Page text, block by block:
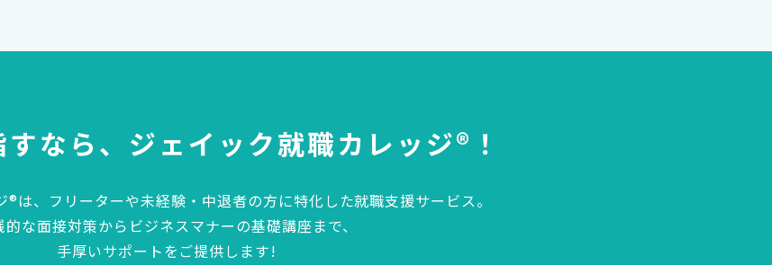
なら、 ジェイック就職カレッジ®！
®は、フリーターや未経験・中退者の方に特化した就職支援サービス。
的な面接対策からビジネスマナーの基礎講座まで、
手厚いサポートをご提供します!